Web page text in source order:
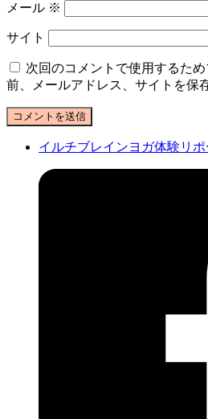
メール ※
サイト
次回のコメントで使用するた
前、メールアドレス、サイトを保
イルチブレインヨガ体験リポ